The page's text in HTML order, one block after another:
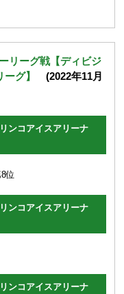
リーグ戦【ディビジ
グ】
(2022年11月
ンコアイスアリーナ
位
ンコアイスアリーナ
ンコアイスアリーナ